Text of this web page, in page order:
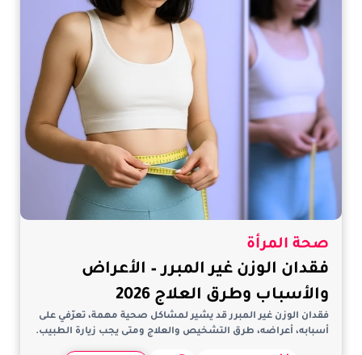
صحة المرأة
فقدان الوزن غير المبرر – الأعراض
والأسباب وطرق العلاج 2026
فقدان الوزن غير المبرر قد يشير لمشاكل صحية مهمة، تعرّفي على
أسبابه، أعراضه، طرق التشخيص والعلاج ومتى يجب زيارة الطبيب.